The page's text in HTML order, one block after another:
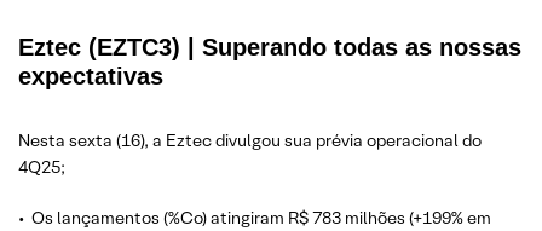
Eztec (EZTC3) | Superando todas as nossas
expectativas
Nesta sexta (16), a Eztec divulgou sua prévia operacional do
4Q25;
• Os lançamentos (%Co) atingiram R$ 783 milhões (+199% em